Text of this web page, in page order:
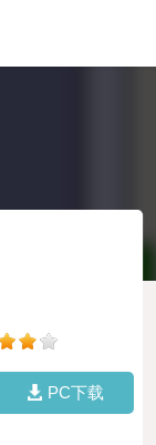
PC下载